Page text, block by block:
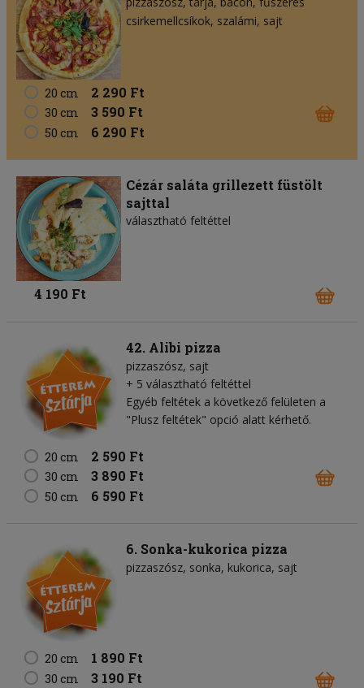
csirkemellcsíkok szalámi sajt
20 cm 2 290 Ft
30 cm 3 590 Ft
50 cm 6 290 Ft
Cézár saláta grillezett füstölt
sajttal
választható feltéttel
4 190 Ft
42. Alibi pizza
pizzaszósz sajt
+ 5 választható feltéttel
Egyéb feltétek a következő felületen a
"Plusz feltétek" opció alatt kérhető.
20 cm 2 590 Ft
30 cm 3 890 Ft
50 cm 6 590 Ft
6. Sonka-kukorica pizza
pizzaszósz sonka kukorica sajt
20 cm 1 890 Ft
30 cm 3 190 Ft